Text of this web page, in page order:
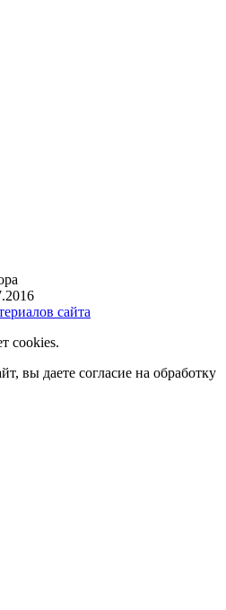
сайта
cookies.
вы даете согласие на обработку